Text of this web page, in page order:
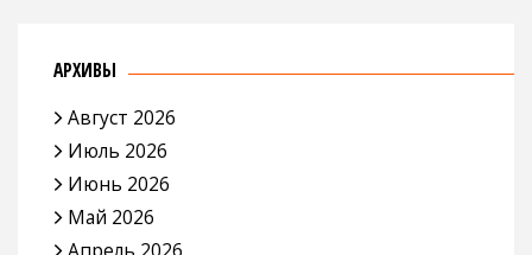
АРХИВЫ
Август 2026
Июль 2026
Июнь 2026
Май 2026